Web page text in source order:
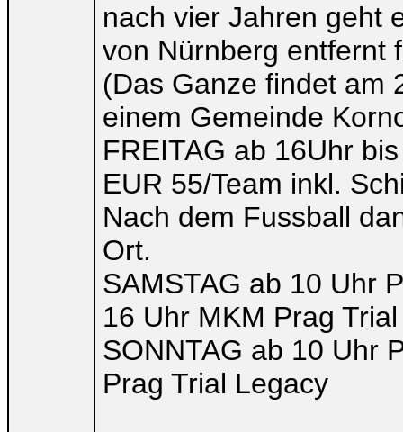
nach vier Jahren geht
von Nürnberg entfernt
(Das Ganze findet am
einem Gemeinde
FREITAG ab 16Uhr
EUR 55/Team inkl.
Nach dem Fussball
Ort.
SAMSTAG ab 10 Uhr
16 Uhr MKM Prag
SONNTAG ab 10 Uhr
Prag Trial Legacy